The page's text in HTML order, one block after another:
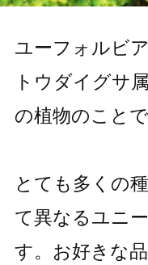
ユーフォルビ
トウダイグサ
の植物のことで
とても多くの
て異なるユニ
す。お好きな